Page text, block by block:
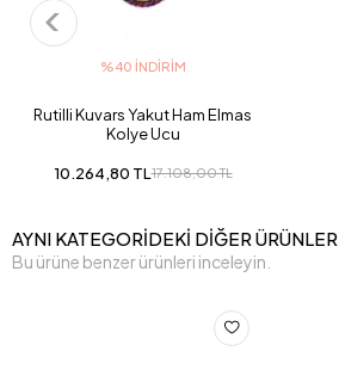
%40 İNDIRIM
Rutilli Kuvars Yakut Ham Elmas
Kolye Ucu
10.264,80 TL17.108,00 TL
AYNI KATEGORİDEKİ DİĞER ÜRÜNLER
Bu ürüne benzer ürünleri inceleyin.